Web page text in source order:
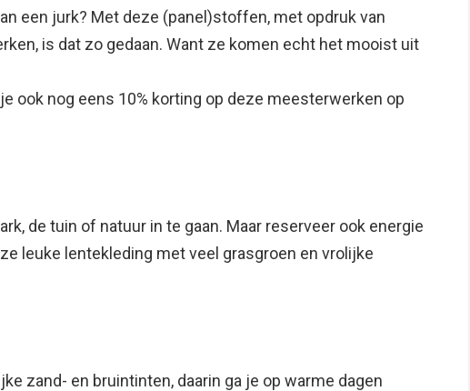
een jurk? Met deze (panel)stoffen, met opdruk van
is dat zo gedaan. Want ze komen echt het mooist uit
ook nog eens 10% korting op deze meesterwerken op
de tuin of natuur in te gaan. Maar reserveer ook energie
leuke lentekleding met veel grasgroen en vrolijke
zand- en bruintinten, daarin ga je op warme dagen